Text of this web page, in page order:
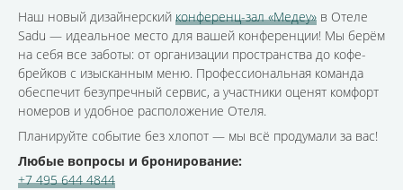
Наш новый дизайнерский конференц-зал «Медеу» в Отеле
Sadu — идеальное место для вашей конференции! Мы берём
на себя все заботы: от организации пространства до кофе-
брейков с изысканным меню. Профессиональная команда
обеспечит безупречный сервис, а участники оценят комфорт
номеров и удобное расположение Отеля.
Планируйте событие без хлопот — мы всё продумали за вас!
Любые вопросы и бронирование:
+7 495 644 4844